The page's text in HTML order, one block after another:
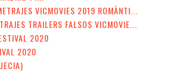
VICMOVIES 2019 ROMÀNTI...
TRAILERS FALSOS VICMOVIE...
2020
2020